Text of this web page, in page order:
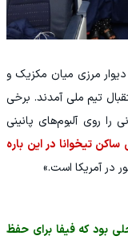
دیوار مرزی میان مکزیک و
تیم ملی آمدند. برخی
را روی آلبوم‌های پانینی
ایرانی ساکن تیخوانا در این باره
در آمریکا است.»
بود که فیفا برای حفظ